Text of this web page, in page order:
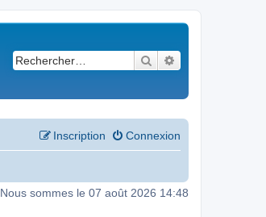
Rechercher
Connexion
Inscription
Nous sommes le 07 août 2026 14:48